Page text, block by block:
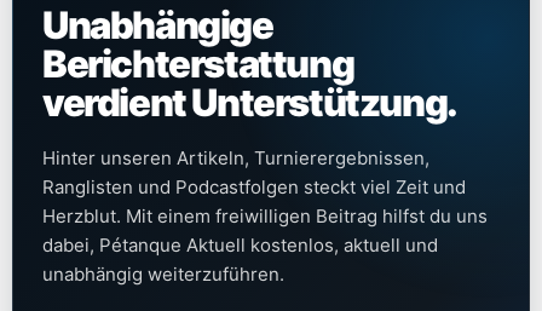
Unabhängige
Berichterstattung
verdient Unterstützung.
Hinter unseren Artikeln, Turnierergebnissen,
Ranglisten und Podcastfolgen steckt viel Zeit und
Herzblut. Mit einem freiwilligen Beitrag hilfst du uns
dabei, Pétanque Aktuell kostenlos, aktuell und
unabhängig weiterzuführen.